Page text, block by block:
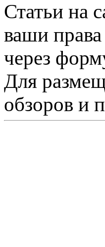
Статьи на
ваши
через
Для
обзоров и